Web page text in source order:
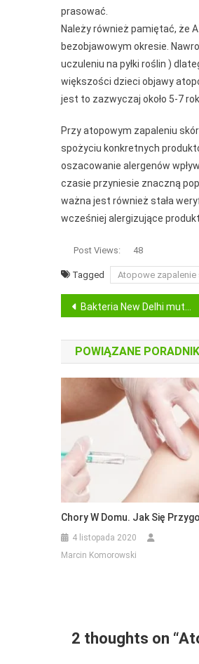
prasować.
Należy również pamiętać, że
bezobjawowym okresie.
uczuleniu na pyłki roślin )
większości dzieci objawy
jest to zazwyczaj około 5-7
Przy atopowym zapaleniu
spożyciu konkretnych
oszacowanie alergenów
czasie przyniesie znaczną
ważna jest również stała
wcześniej alergizujące
Post Views: 48
Tagged Atopowe zapalenie
Nawigacja
wpisu
Bakteria New Delhi mutuje w polskich szpitalach. Czy winne są kiepskie warunki sanitarne?
POWIĄZANE
Chory W Domu. Jak Się
4 listopada 2020
Marcin Komorowski
2 thoughts on “